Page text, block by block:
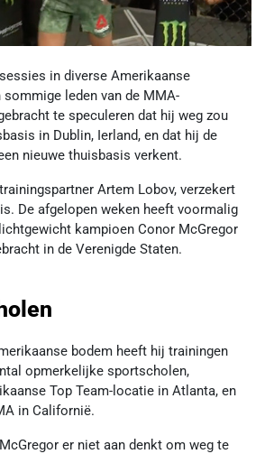
in diverse Amerikaanse
leden van de MMA-
te speculeren dat hij weg zou
in Dublin, Ierland, en dat hij de
nieuwe thuisbasis verkent.
Artem Lobov, verzekert
De afgelopen weken heeft voormalig
kampioen Conor McGregor
in de Verenigde Staten.
bodem heeft hij trainingen
opmerkelijke sportscholen,
Top Team-locatie in Atlanta, en
in Californië.
er niet aan denkt om weg te